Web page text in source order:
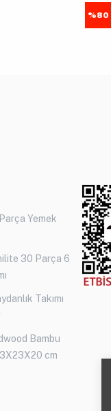
%80
Yemek
30 Parça 6
Takımı
Bambu
cm